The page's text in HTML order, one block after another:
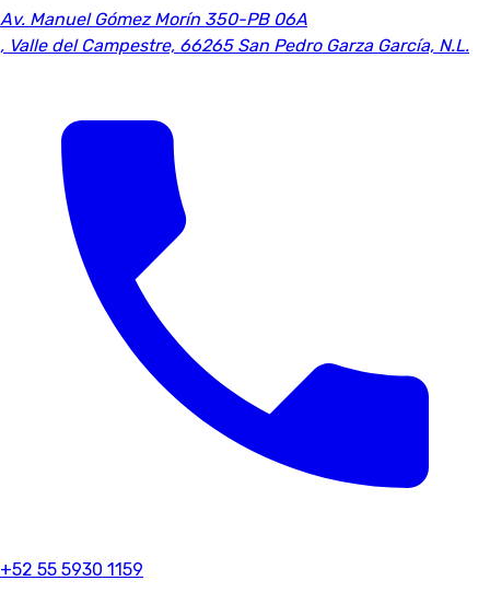
Av. Manuel Gómez Morín 350-PB 06A
, Valle del Campestre, 66265 San Pedro Garza García, N.L.
+52 55 5930 1159